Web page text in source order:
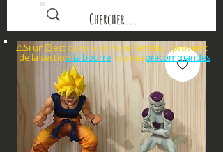
⚠️Si un⏰est dans le nom de l'article, il provient
de la section ou des
à la bourre précommandes